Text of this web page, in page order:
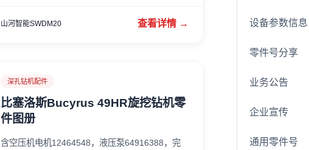
山河智能SWDM20 查看详情 →
深孔钻机配件
比塞洛斯Bucyrus 49HR旋挖钻机零
件图册
含空压机电机12464548，液压泵64916388，完
设备参数信息
零件号分享
业务公告
企业宣传
通用零件号